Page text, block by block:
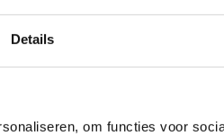
Details
om functies voor
blauwe bessen